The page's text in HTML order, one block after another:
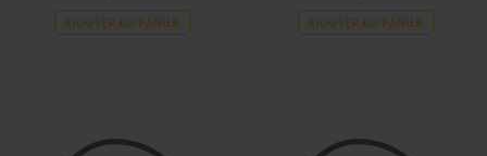
AJOUTER AU PANIER AJOUTER AU PANIER